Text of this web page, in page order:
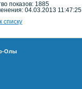
показов: 1885
04.03.2013 11:47:25
списку
Олы